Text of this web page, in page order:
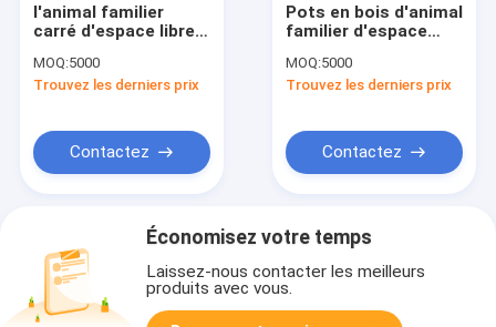
l'animal familier
carré d'espace libre
comestible de
176mm cogne des
couvercles du bidon
pp de café
MOQ:5000
Trouvez les derniers prix
Contactez
Pots en bois d'animal
familier d'espace
de couvercle pour
des haricots, pots de
MOQ:5000
Trouvez les derniers prix
Contactez
Économisez votre temps
Laissez-nous contacter les meilleurs
produits avec vous.